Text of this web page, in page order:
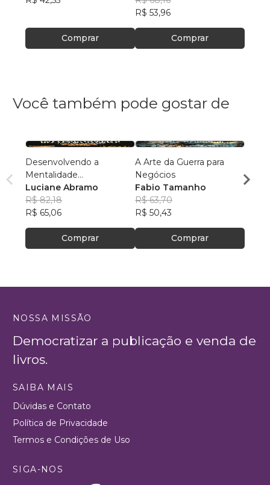
Comprar
R$ 53,96
Comprar
Você também pode gostar de
Desenvolvendo a
Mentalidade
Empreendedora
Luciane Abramo
R$ 82,18
R$ 65,06
Comprar
A Arte da Guerra para
Negócios
Fabio Tamanho
R$ 63,70
R$ 50,43
Comprar
R$
NOSSA MISSÃO
Democratizar a publicação e venda de
livros.
SAIBA MAIS
Dúvidas e Contato
Política de Privacidade
Termos e Condições de Uso
SIGA-NOS